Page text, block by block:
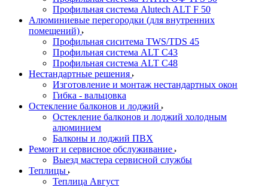
Профильная система Alutech ALT F 50
Алюминиевые перегородки (для внутренних
помещений)
Профильная сиситема TWS/TDS 45
Профильная система ALT C43
Профильная система ALT C48
Нестандартные решения
Изготовление и монтаж нестандартных окон
Гибка - вальцовка
Остекление балконов и лоджий
Остекление балконов и лоджий холодным
алюминием
Балконы и лоджий ПВХ
Ремонт и сервисное обслуживание
Выезд мастера сервисной службы
Теплицы
Теплица Август